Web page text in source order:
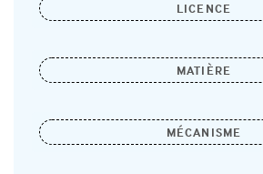
LICENCE
MATIÈRE
MÉCANISME